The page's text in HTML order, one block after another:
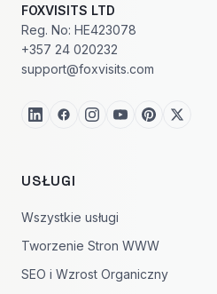
FOXVISITS LTD
Reg. No: HE423078
+357 24 020232
support@foxvisits.com
USŁUGI
Wszystkie usługi
Tworzenie Stron WWW
SEO i Wzrost Organiczny